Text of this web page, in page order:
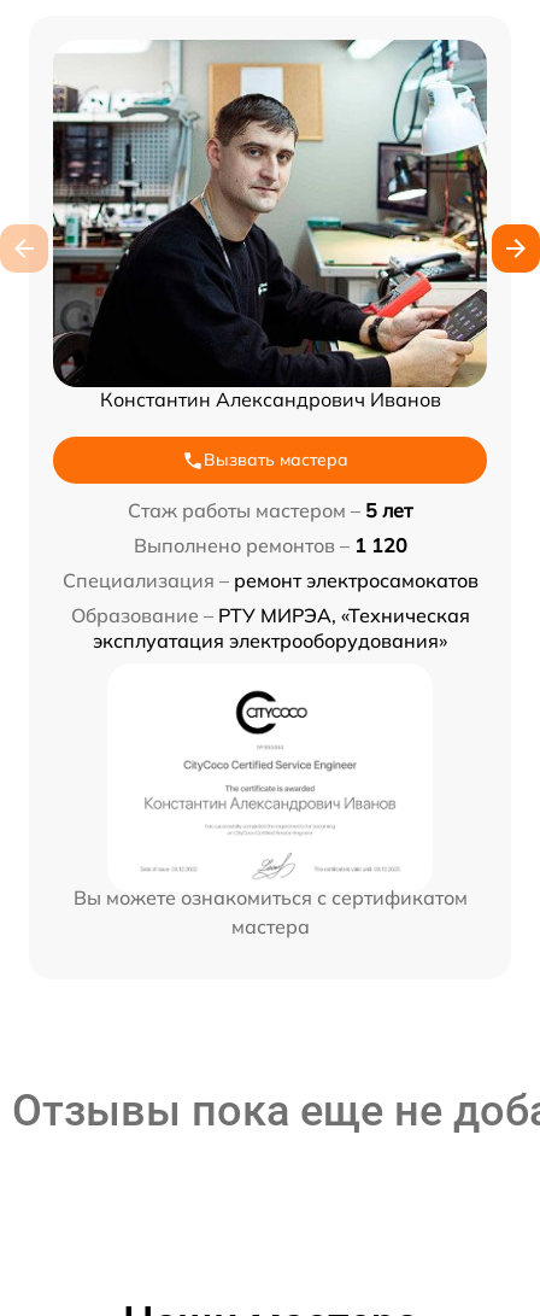
Константин Александрович Иванов
Вызвать мастера
Стаж работы мастером – 5 лет
Выполнено ремонтов – 1 120
Специализация – ремонт электросамокатов
Образование – РТУ МИРЭА, «Техническая
эксплуатация электрооборудования»
Вы можете ознакомиться с сертификатом
мастера
Отзывы пока еще не